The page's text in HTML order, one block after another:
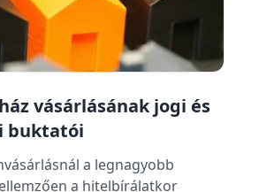
vásárlásának jogi és
buktatói
a legnagyobb
a hitelbírálatkor